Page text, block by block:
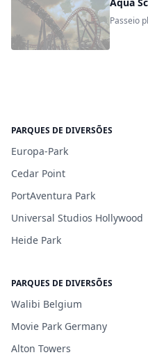
Passeio
PARQUES DE DIVERSÕES
Europa-Park
Cedar Point
PortAventura Park
Universal Studios Hollywood
Heide Park
PARQUES DE DIVERSÕES
Walibi Belgium
Movie Park Germany
Alton Towers